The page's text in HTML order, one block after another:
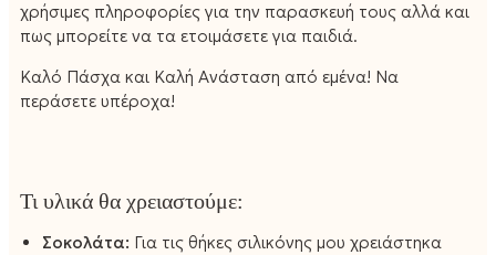
χρήσιμες πληροφορίες για την παρασκευή τους αλλά και
πως μπορείτε να τα ετοιμάσετε για παιδιά.
Καλό Πάσχα και Καλή Ανάσταση από εμένα! Να
περάσετε υπέροχα!
Τι υλικά θα χρειαστούμε:
Σοκολάτα: Για τις θήκες σιλικόνης μου χρειάστηκα